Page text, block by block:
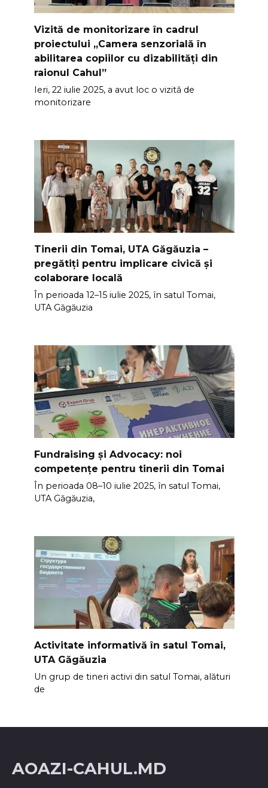
Vizită de monitorizare în cadrul
proiectului „Camera senzorială în
abilitarea copiilor cu dizabilități din
raionul Cahul”
Ieri, 22 iulie 2025, a avut loc o vizită de
monitorizare
Tinerii din Tomai, UTA Găgăuzia –
pregătiți pentru implicare civică și
colaborare locală
În perioada 12–15 iulie 2025, în satul Tomai,
UTA Găgăuzia
Fundraising și Advocacy: noi
competențe pentru tinerii din Tomai
În perioada 08–10 iulie 2025, în satul Tomai,
UTA Găgăuzia,
Activitate informativă în satul Tomai,
UTA Găgăuzia
Un grup de tineri activi din satul Tomai, alături
de
AOAZI-CAHUL.MD